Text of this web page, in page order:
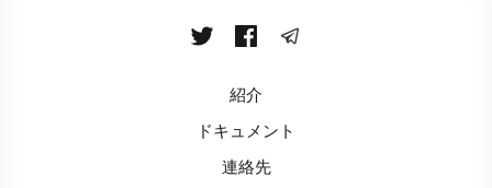
紹介
ドキュメント
連絡先